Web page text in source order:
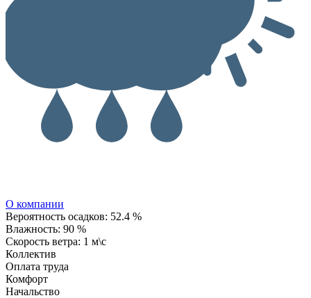
О компании
Вероятность осадков: 52.4 %
Влажность: 90 %
Скорость ветра: 1 м\с
Коллектив
Оплата труда
Комфорт
Начальство